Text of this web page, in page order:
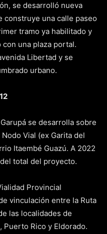
se desarrolló nueva
construye una calle paseo
tramo ya habilitado y
una plaza portal.
Libertad y se
urbano.
se desarrolla sobre
Vial (ex Garita del
Itaembé Guazú. A 2022
total del proyecto.
Provincial
vinculación entre la Ruta
las localidades de
Puerto Rico y Eldorado.